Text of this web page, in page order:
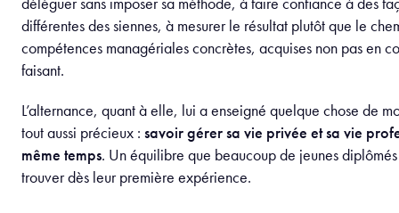
différentes des siennes, à mesurer le résultat plutôt que le
compétences managériales concrètes, acquises non pas en
faisant.
L’alternance, quant à elle, lui a enseigné quelque chose de
tout aussi précieux : savoir gérer sa vie privée et sa vie
même temps. Un équilibre que beaucoup de jeunes
trouver dès leur première expérience.